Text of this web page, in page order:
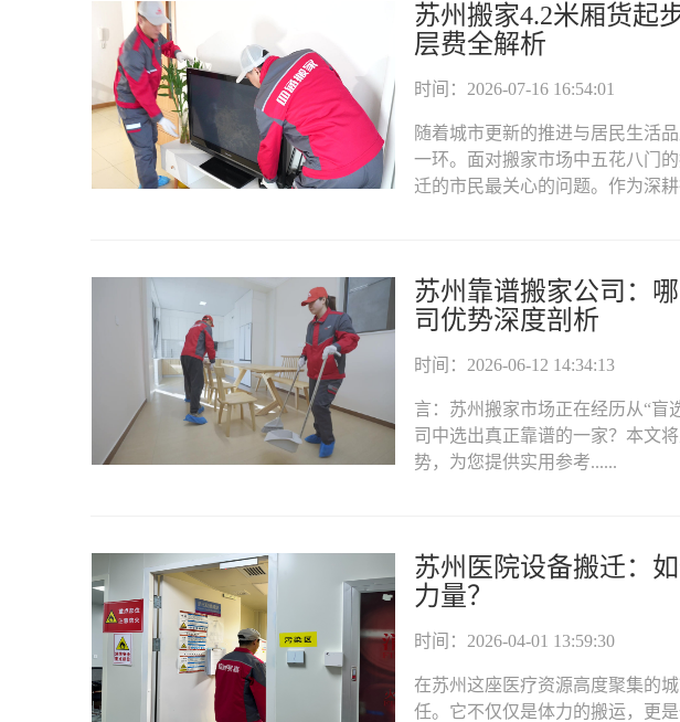
苏州搬家4.2米厢货起
层费全解析
时间：2026-07-16 16:54:01
随着城市更新的推进与居民生活
一环。面对搬家市场中五花八门
迁的市民最关心的问题。作为深
苏州靠谱搬家公司：
司优势深度剖析
时间：2026-06-12 14:34:13
言：苏州搬家市场正在经历从“盲
司中选出真正靠谱的一家？本文
势，为您提供实用参考......
苏州医院设备搬迁：
力量？
时间：2026-04-01 13:59:30
在苏州这座医疗资源高度聚集的
任。它不仅仅是体力的搬运，更